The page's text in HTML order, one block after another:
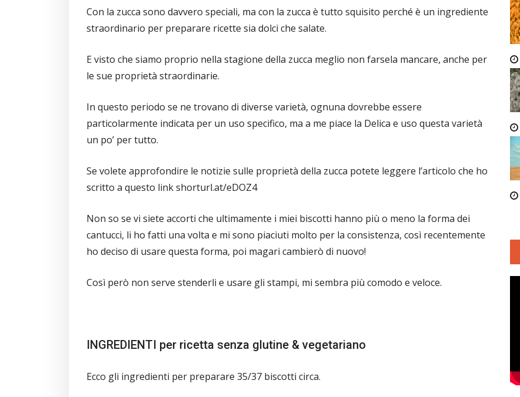
Con la zucca sono davvero speciali, ma con la zucca è tutto squisito perché è un ingrediente
straordinario per preparare ricette sia dolci che salate.
E visto che siamo proprio nella stagione della zucca meglio non farsela mancare, anche per
le sue proprietà straordinarie.
In questo periodo se ne trovano di diverse varietà, ognuna dovrebbe essere
particolarmente indicata per un uso specifico, ma a me piace la Delica e uso questa varietà
un po’ per tutto.
Se volete approfondire le notizie sulle proprietà della zucca potete leggere l’articolo che ho
scritto a questo link shorturl.at/eDOZ4
Non so se vi siete accorti che ultimamente i miei biscotti hanno più o meno la forma dei
cantucci, li ho fatti una volta e mi sono piaciuti molto per la consistenza, così recentemente
ho deciso di usare questa forma, poi magari cambierò di nuovo!
Così però non serve stenderli e usare gli stampi, mi sembra più comodo e veloce.
INGREDIENTI per ricetta senza glutine & vegetariano
Ecco gli ingredienti per preparare 35/37 biscotti circa.